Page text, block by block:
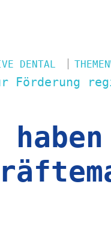
Förderung
DENTAL